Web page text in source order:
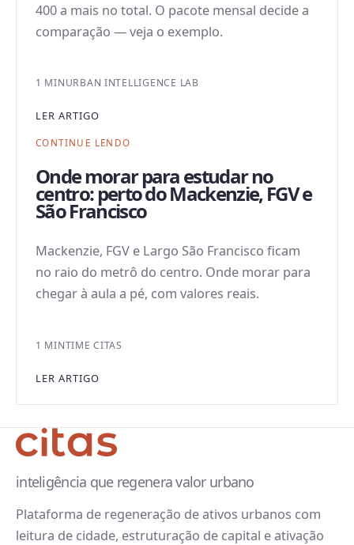
400 a mais no total. O pacote mensal decide a
comparação — veja o exemplo.
1 MINURBAN INTELLIGENCE LAB
LER ARTIGO
CONTINUE LENDO
Onde morar para estudar no
centro: perto do Mackenzie, FGV e
São Francisco
Mackenzie, FGV e Largo São Francisco ficam
no raio do metrô do centro. Onde morar para
chegar à aula a pé, com valores reais.
1 MINTIME CITAS
LER ARTIGO
inteligência que regenera valor urbano
Plataforma de regeneração de ativos urbanos com
leitura de cidade, estruturação de capital e ativação